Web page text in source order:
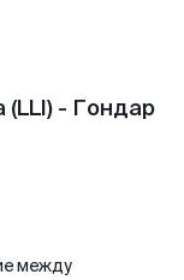
- Гондар
между